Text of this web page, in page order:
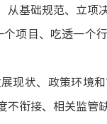
基础规范、立项
项目、吃透一个
现状、政策环境
衔接、相关监管